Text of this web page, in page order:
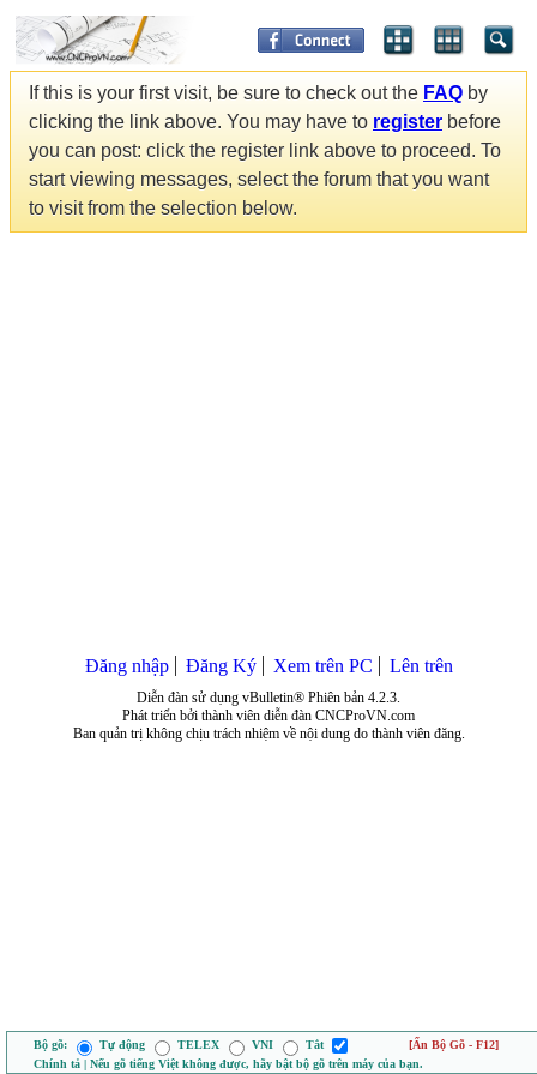
If this is your first visit, be sure to check out the FAQ by
clicking the link above. You may have to register before
you can post: click the register link above to proceed. To
start viewing messages, select the forum that you want
to visit from the selection below.
Đăng nhập Đăng Ký Xem trên PC Lên trên
Diễn đàn sử dụng vBulletin® Phiên bản 4.2.3.
Phát triển bởi thành viên diễn đàn CNCProVN.com
Ban quản trị không chịu trách nhiệm về nội dung do thành viên đăng.
Bộ gõ: Tự động TELEX VNI Tắt
[Ẩn Bộ Gõ - F12]
Chính tả | Nếu gõ tiếng Việt không được, hãy bật bộ gõ trên máy của bạn.